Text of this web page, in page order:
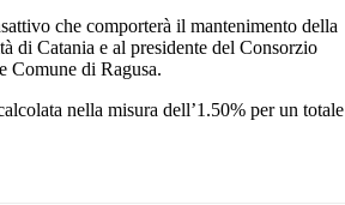
che comporterà il mantenimento della
di Catania e al presidente del Consorzio
Comune di Ragusa.
nella misura dell’1.50% per un totale